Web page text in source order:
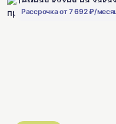
Рассрочка от 7 692 ₽/